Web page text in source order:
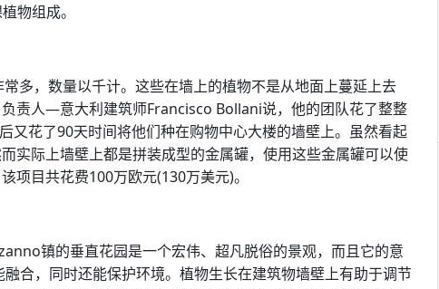
物组成。
多，数量以千计。这些在墙上的植物不是从地面上蔓延上去
责人—意大利建筑师Francisco Bollani说，他的团队花了整整
又花了90天时间将他们种在购物中心大楼的墙壁上。虽然看起
实际上墙壁上都是拼装成型的金属罐，使用这些金属罐可以使
项目共花费100万欧元(130万美元)。
镇的垂直花园是一个宏伟、超凡脱俗的景观，而且它的意
合，同时还能保护环境。植物生长在建筑物墙壁上有助于调节